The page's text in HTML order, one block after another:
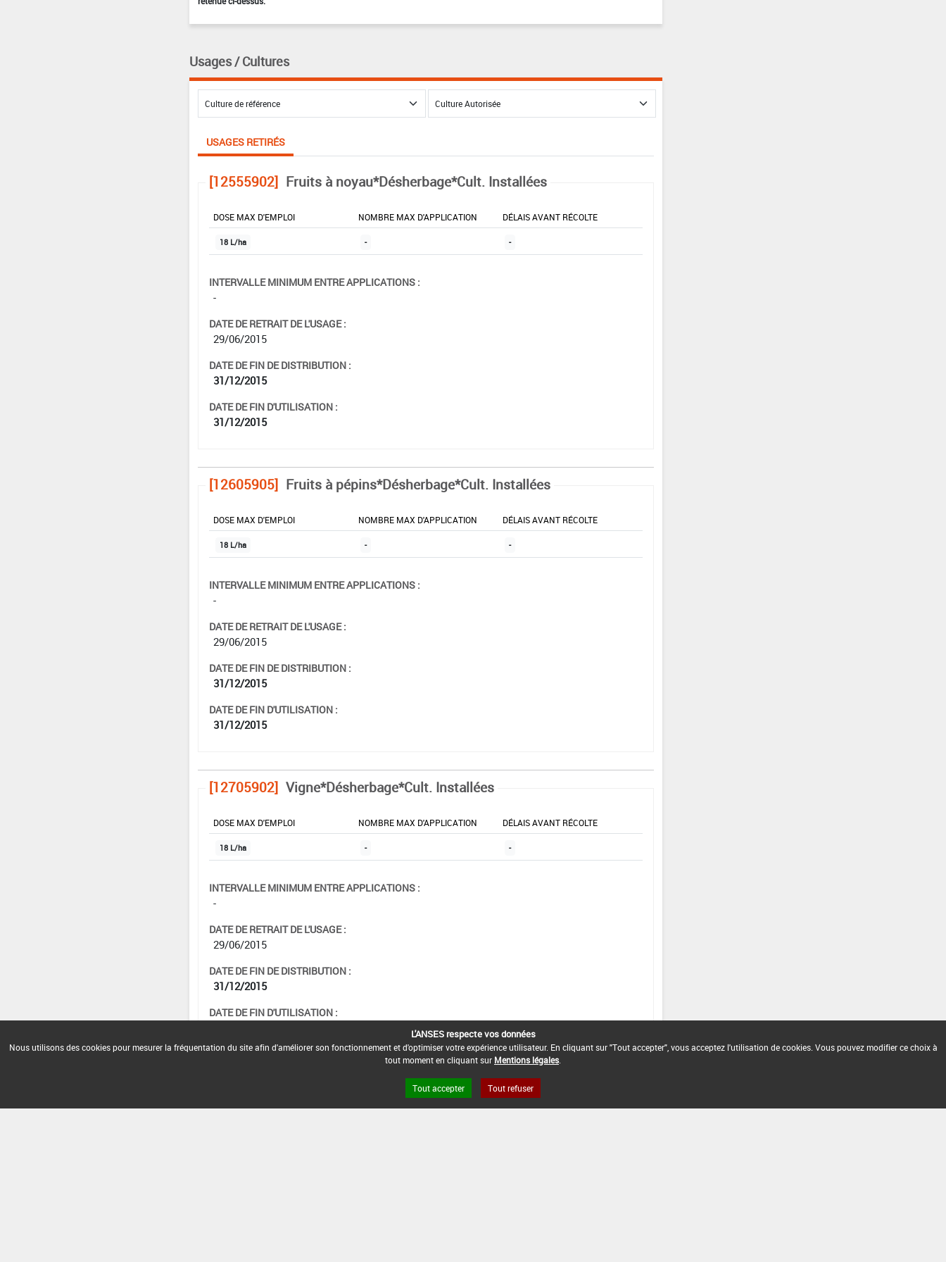
Usages / Cultures
USAGES RETIRÉS
[12555902] Fruits à noyau*Désherbage*Cult. Installées
DOSE MAX D'EMPLOI NOMBRE MAX D'APPLICATION DÉLAIS AVANT RÉCOLTE
18 L/ha - -
INTERVALLE MINIMUM ENTRE APPLICATIONS :
-
DATE DE RETRAIT DE L'USAGE :
29/06/2015
DATE DE FIN DE DISTRIBUTION :
31/12/2015
DATE DE FIN D'UTILISATION :
31/12/2015
[12605905] Fruits à pépins*Désherbage*Cult. Installées
DOSE MAX D'EMPLOI NOMBRE MAX D'APPLICATION DÉLAIS AVANT RÉCOLTE
18 L/ha - -
INTERVALLE MINIMUM ENTRE APPLICATIONS :
-
DATE DE RETRAIT DE L'USAGE :
29/06/2015
DATE DE FIN DE DISTRIBUTION :
31/12/2015
DATE DE FIN D'UTILISATION :
31/12/2015
[12705902] Vigne*Désherbage*Cult. Installées
DOSE MAX D'EMPLOI NOMBRE MAX D'APPLICATION DÉLAIS AVANT RÉCOLTE
18 L/ha - -
INTERVALLE MINIMUM ENTRE APPLICATIONS :
-
DATE DE RETRAIT DE L'USAGE :
29/06/2015
DATE DE FIN DE DISTRIBUTION :
31/12/2015
DATE DE FIN D'UTILISATION :
L'ANSES respecte vos données
Nous utilisons des cookies pour mesurer la fréquentation du site afin d'améliorer son fonctionnement et d'optimiser votre expérience utilisateur. En cliquant sur "Tout accepter", vous acceptez l'utilisation de cookies. Vous pouvez modifier ce choix à
tout moment en cliquant sur Mentions légales
Tout accepter Tout refuser